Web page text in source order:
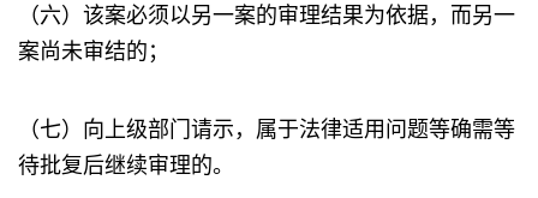
（六）该案必须以另一案的审理结果为依据，而另一
案尚未审结的；
（七）向上级部门请示，属于法律适用问题等确需等
待批复后继续审理的。